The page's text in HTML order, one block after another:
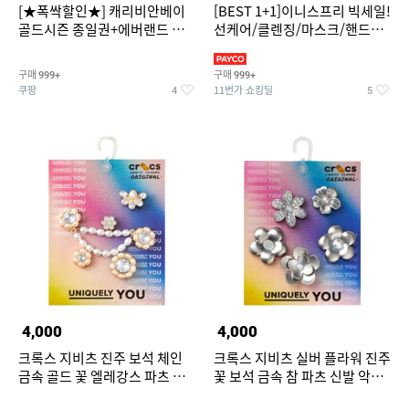
[★폭싹할인★] 캐리비안베이
골드시즌 종일권+에버랜드 오
구매 999+
쿠팡 4
[BEST 1+1]이니스프리 빅세일!
선케어/클렌징/마스크/핸드크
구매 999+
11번가 쇼킹딜 5
4,000
크록스 지비츠 진주 보석 체인
금속 골드 꽃 엘레강스 파츠 참
4,000
크록스 지비츠 실버 플라워 진주
꽃 보석 금속 참 파츠 신발 악세